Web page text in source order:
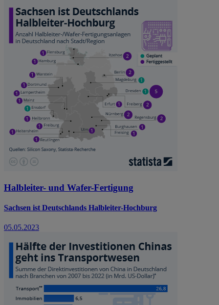
Halbleiter- und Wafer-Fertigung
Sachsen ist Deutschlands Halbleiter-Hochburg
05.05.2023